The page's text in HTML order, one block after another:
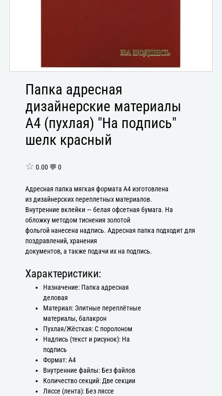
Папка адресная
дизайнерские материалы
А4 (пухлая) "На подпись"
шелк красный
☆ 0.00 💬 0
Адресная папка мягкая формата А4 изготовлена
из дизайнерских переплетных материалов.
Внутренние вклейки — белая офсетная бумага. На
обложку методом тиснения золотой
фольгой нанесена надпись. Адресная папка подходит для
поздравлений, хранения
документов, а также подачи их на подпись.
Характеристики:
Назначение: Папка адресная
деловая
Материал: Элитные переплётные
материалы, балакрон
Пухлая/Жёсткая: С поролоном
Надпись (текст и рисунок): На
подпись
Формат: А4
Внутренние файлы: Без файлов
Количество секций: Две секции
Ляссе (лента): Без ляссе